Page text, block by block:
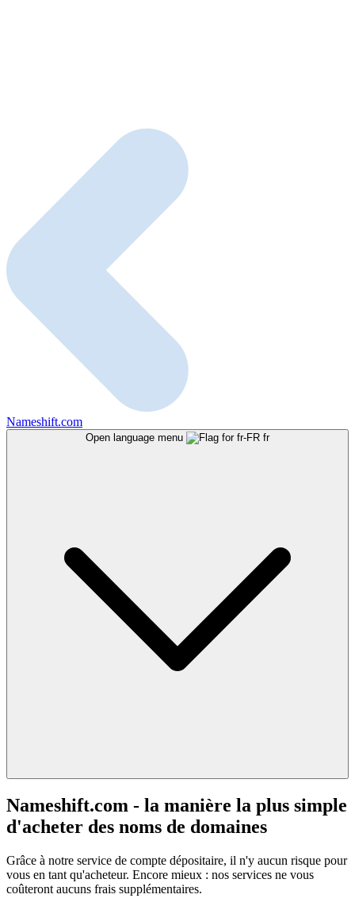
Nameshift.com
Open language menu fr
Nameshift.com - la manière la plus simple
d'acheter des noms de domaines
Grâce à notre service de compte dépositaire, il n'y aucun risque pour
vous en tant qu'acheteur. Encore mieux : nos services ne vous
coûteront aucuns frais supplémentaires.